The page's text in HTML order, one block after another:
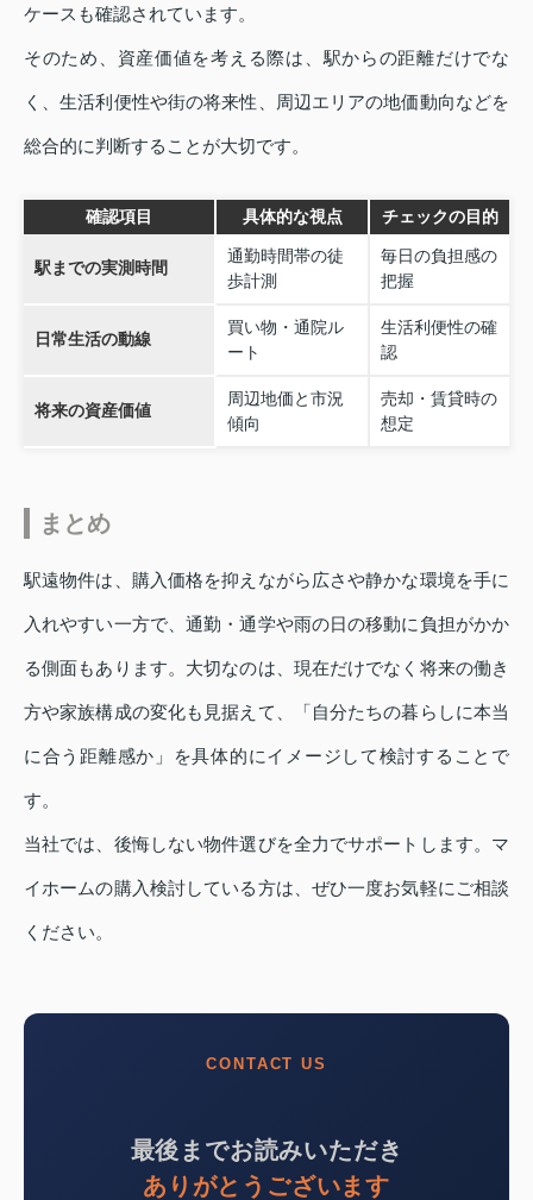
ケースも確認されています。
そのため、資産価値を考える際は、駅からの距離だけでな
く、生活利便性や街の将来性、周辺エリアの地価動向などを
総合的に判断することが大切です。
確認項目 具体的な視点 チェックの目的
駅までの実測時間
通勤時間帯の徒
歩計測
毎日の負担感の
把握
日常生活の動線
買い物・通院ル
ート
生活利便性の確
認
将来の資産価値
周辺地価と市況
傾向
売却・賃貸時の
想定
まとめ
駅遠物件は、購入価格を抑えながら広さや静かな環境を手に
入れやすい一方で、通勤・通学や雨の日の移動に負担がかか
る側面もあります。大切なのは、現在だけでなく将来の働き
方や家族構成の変化も見据えて、「自分たちの暮らしに本当
に合う距離感か」を具体的にイメージして検討することで
す。
当社では、後悔しない物件選びを全力でサポートします。マ
イホームの購入検討している方は、ぜひ一度お気軽にご相談
ください。
CONTACT US
最後までお読みいただき
ありがとうございます